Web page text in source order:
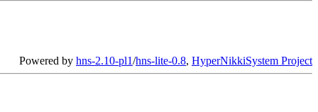
Powered by hns-2.10-pl1/hns-lite-0.8, HyperNikkiSystem Project